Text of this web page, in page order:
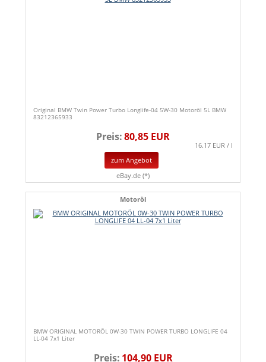
Original BMW Twin Power Turbo Longlife-04 5W-30 Motoröl 5L BMW
83212365933
Preis:80,85 EUR
16.17 EUR / l
zum Angebot
eBay.de (*)
Motoröl
BMW ORIGINAL MOTORÖL 0W-30 TWIN POWER TURBO LONGLIFE 04
LL-04 7x1 Liter
Preis: 104,90 EUR